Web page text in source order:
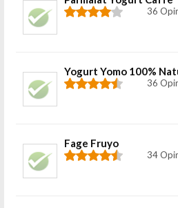
36
Yogurt Yomo 100%
36
Fage Fruyo
34